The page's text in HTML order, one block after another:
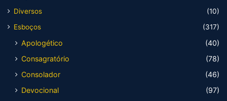
Diversos
(10)
Esboços
(317)
Apologético
(40)
Consagratório
(78)
Consolador
(46)
Devocional
(97)